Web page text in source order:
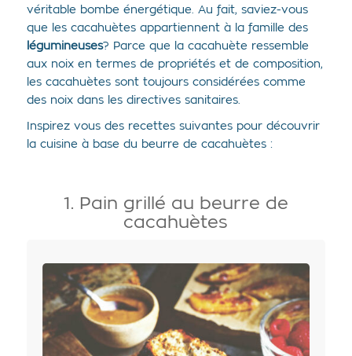
véritable bombe énergétique. Au fait, saviez-vous
que les cacahuètes appartiennent à la famille des
légumineuses? Parce que la cacahuète ressemble
aux noix en termes de propriétés et de composition,
les cacahuètes sont toujours considérées comme
des noix dans les directives sanitaires.
Inspirez vous des recettes suivantes pour découvrir
la cuisine à base du beurre de cacahuètes :
1. Pain grillé au beurre de
cacahuètes